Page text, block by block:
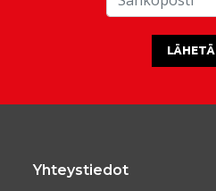
LÄHETÄ
Yhteystiedot